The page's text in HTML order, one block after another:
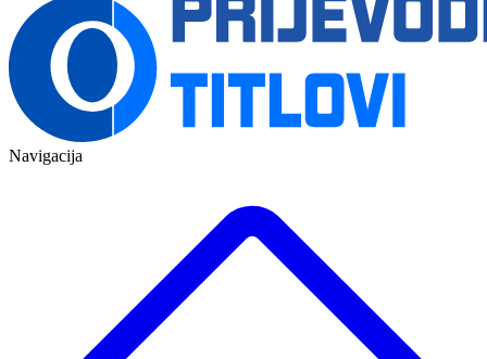
Navigacija